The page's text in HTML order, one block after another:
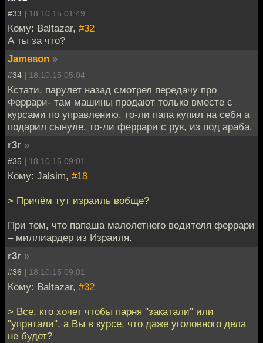
#33 | 18.10.15 01:49
Кому: Baltazar, #32
А ты за что?
Jameson »
#34 | 18.10.15 05:04
Кстати, парулет назад смотрел передачу про
Феррари- там машины продают только вместе с
курсами по управлению. то-ли папа купил на себя а
подарил сынуле, то-ли феррари с рук, из под араба.
r3r »
#35 | 18.10.15 09:01
Кому: Jalsim, #18
> Причём тут израиль вобще?
При том, что папаша малолетнего водителя феррари
– миллиардер из Израиля.
r3r »
#36 | 18.10.15 09:01
Кому: Baltazar, #32
> Все, кто хочет чтобы парня "закатали" или
"упрятали", а Вы в курсе, что даже уголовного дела
не будет?